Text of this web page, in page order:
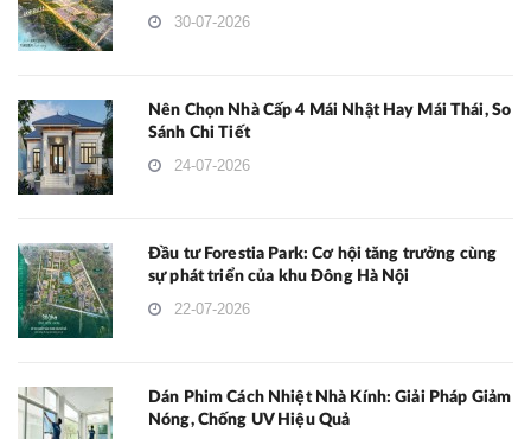
30-07-2026
Nên Chọn Nhà Cấp 4 Mái Nhật Hay Mái Thái, So
Sánh Chi Tiết
24-07-2026
Đầu tư Forestia Park: Cơ hội tăng trưởng cùng
sự phát triển của khu Đông Hà Nội
22-07-2026
Dán Phim Cách Nhiệt Nhà Kính: Giải Pháp Giảm
Nóng, Chống UV Hiệu Quả